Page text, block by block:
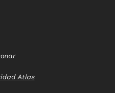
Atlas